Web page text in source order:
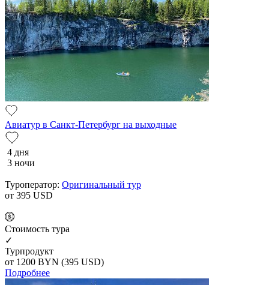
Авиатур в Санкт-Петербург на выходные
4 дня
3 ночи
Туроператор: Оригинальный тур
от 395 USD
Cтоимость тура
✓
Турпродукт
от 1200 BYN (395 USD)
Подробнее